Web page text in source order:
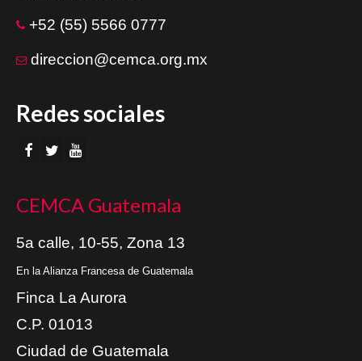
+52 (55) 5566 0777
direccion@cemca.org.mx
Redes sociales
CEMCA Guatemala
5a calle, 10-55, Zona 13
En la Alianza Francesa de Guatemala
Finca La Aurora
C.P. 01013
Ciudad de Guatemala